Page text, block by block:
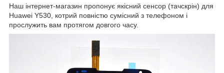
Наш інтернет-магазин пропонує якісний сенсор (тачскрін) для
Huawei Y530, котрий повністю сумісний з телефоном і
прослужить вам протягом довгого часу.